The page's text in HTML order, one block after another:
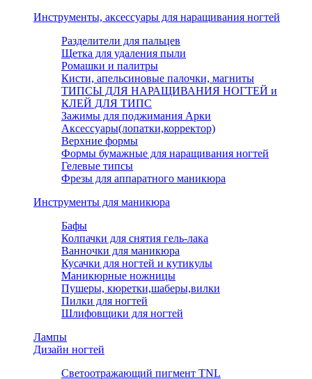
Инструменты, аксессуары для наращивания ногтей
Разделители для пальцев
Щетка для удаления пыли
Ромашки и палитры
Кисти, апельсиновые палочки, магниты
ТИПСЫ ДЛЯ НАРАЩИВАНИЯ НОГТЕЙ и
КЛЕЙ ДЛЯ ТИПС
Зажимы для поджимания Арки
Аксессуары(лопатки,корректор)
Верхние формы
Формы бумажные для наращивания ногтей
Гелевые типсы
Фрезы для аппаратного маникюра
Инструменты для маникюра
Бафы
Колпачки для снятия гель-лака
Ванночки для маникюра
Кусачки для ногтей и кутикулы
Маникюрные ножницы
Пушеры, кюретки,шаберы,вилки
Пилки для ногтей
Шлифовщики для ногтей
Лампы
Дизайн ногтей
Светоотражающий пигмент TNL